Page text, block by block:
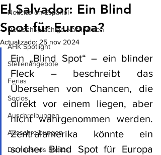
Noticias en Español
Deutschsprachige Nachrichten
AHK Spotlight
Stellenangebote
Ferias
Socios
Auschreibungen
Ausschreibungen
De nuestros Socios
El Salvador: Ein Blind
Spot für Europa?
Actualizado: 25 nov 2024
Ein „Blind Spot“ – ein blinder
Fleck – beschreibt das
Übersehen von Chancen, die
direkt vor einem liegen, aber
nicht wahrgenommen werden.
Zentralamerika könnte ein
solcher Blind Spot für Europa